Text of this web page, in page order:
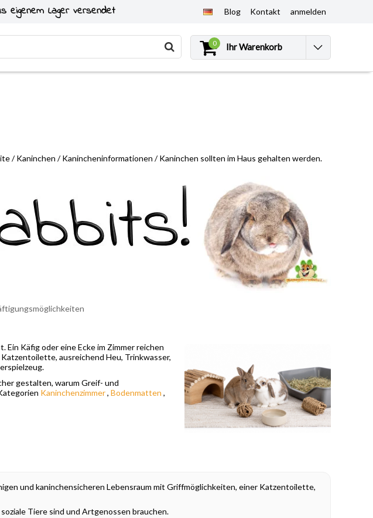
eigenem Lager versendet Blog Kontakt anmelden
0 Ihr Warenkorb
/Kaninchen /Kanincheninformationen /Kaninchen sollten im Haus gehalten werden.
Käfig oder eine Ecke im Zimmer reichen
ausreichend Heu, Trinkwasser,
gestalten, warum Greif- und
Kaninchenzimmer, Bodenmatten ,
und kaninchensicheren Lebensraum mit Griffmöglichkeiten, einer Katzentoilette,
Tiere sind und Artgenossen brauchen.